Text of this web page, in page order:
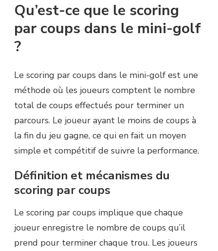
Qu’est-ce que le scoring
par coups dans le mini-golf
?
Le scoring par coups dans le mini-golf est une
méthode où les joueurs comptent le nombre
total de coups effectués pour terminer un
parcours. Le joueur ayant le moins de coups à
la fin du jeu gagne, ce qui en fait un moyen
simple et compétitif de suivre la performance.
Définition et mécanismes du
scoring par coups
Le scoring par coups implique que chaque
joueur enregistre le nombre de coups qu’il
prend pour terminer chaque trou. Les joueurs